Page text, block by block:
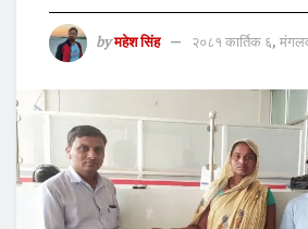
by महेश सिंह २०८१ कार्तिक ६,